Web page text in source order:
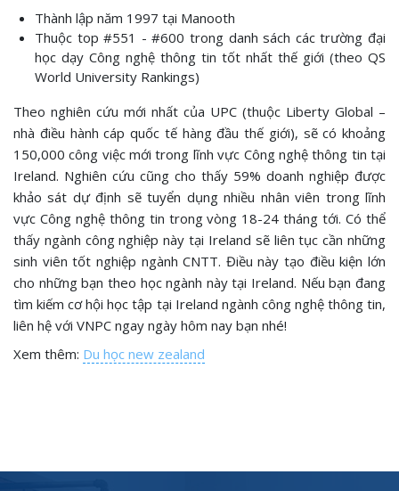
Thành lập năm 1997 tại Manooth
Thuộc top #551 - #600 trong danh sách các trường đại
học dạy Công nghệ thông tin tốt nhất thế giới (theo QS
World University Rankings)
Theo nghiên cứu mới nhất của UPC (thuộc Liberty Global –
nhà điều hành cáp quốc tế hàng đầu thế giới), sẽ có khoảng
150,000 công việc mới trong lĩnh vực Công nghệ thông tin tại
Ireland. Nghiên cứu cũng cho thấy 59% doanh nghiệp được
khảo sát dự định sẽ tuyển dụng nhiều nhân viên trong lĩnh
vực Công nghệ thông tin trong vòng 18-24 tháng tới. Có thể
thấy ngành công nghiệp này tại Ireland sẽ liên tục cần những
sinh viên tốt nghiệp ngành CNTT. Điều này tạo điều kiện lớn
cho những bạn theo học ngành này tại Ireland. Nếu bạn đang
tìm kiếm cơ hội học tập tại Ireland ngành công nghệ thông tin,
liên hệ với VNPC ngay ngày hôm nay bạn nhé!
Xem thêm: Du học new zealand